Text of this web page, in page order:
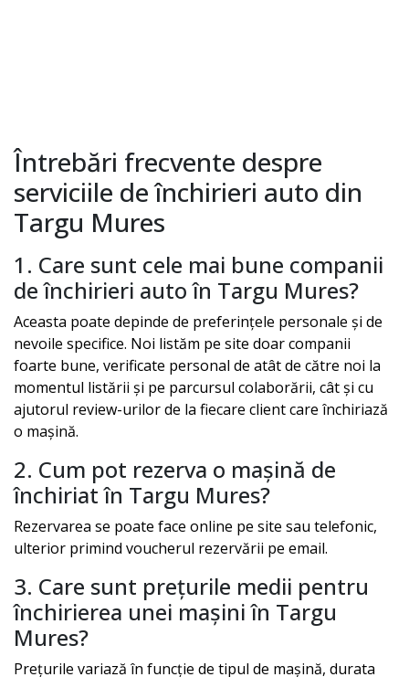
Întrebări frecvente despre
serviciile de închirieri auto din
Targu Mures
1. Care sunt cele mai bune companii
de închirieri auto în Targu Mures?
Aceasta poate depinde de preferințele personale și de
nevoile specifice. Noi listăm pe site doar companii
foarte bune, verificate personal de atât de către noi la
momentul listării și pe parcursul colaborării, cât și cu
ajutorul review-urilor de la fiecare client care închiriază
o mașină.
2. Cum pot rezerva o mașină de
închiriat în Targu Mures?
Rezervarea se poate face online pe site sau telefonic,
ulterior primind voucherul rezervării pe email.
3. Care sunt prețurile medii pentru
închirierea unei mașini în Targu
Mures?
Prețurile variază în funcție de tipul de mașină, durata